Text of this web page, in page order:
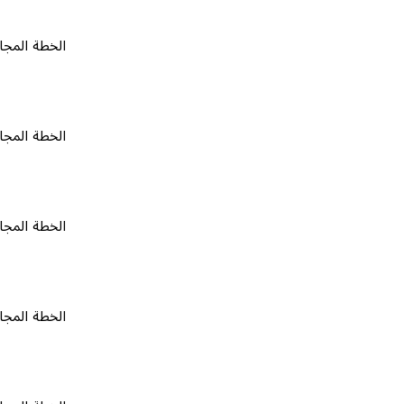
الخطة المجانية ٠
الخطة المجانية ٠
الخطة المجانية ٠
الخطة المجانية ٠